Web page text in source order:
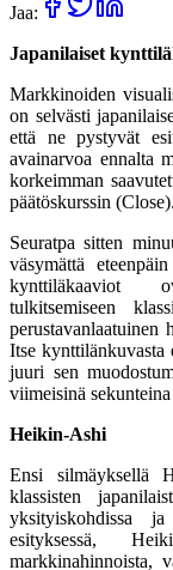
Jaa:
Japanilaiset
Markkinoiden
on selvästi
että ne pystyvät
avainarvoa ennalta
korkeimman
päätöskurssin (Close).
Seuratpa sitten
väsymättä
kynttiläkaaviot
tulkitsemiseen
Itse kynttilänkuvasta
juuri sen
viimeisinä
Heikin-Ashi
Ensi silmäyksellä
klassisten
yksityiskohdissa
esityksessä,
markkinahinnoista,